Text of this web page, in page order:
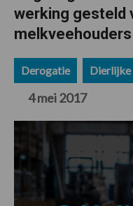
werking gesteld
melkveehouders
Derogatie Dierlijke
4 mei 2017